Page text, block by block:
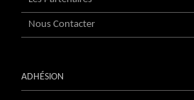
Nous Contacter
ADHÉSION